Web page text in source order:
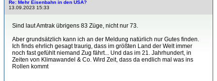
Re: Mehr Eisenbahn in den USA?
13.09.2023 15:33
Sind laut Amtrak übrigens 83 Züge, nicht nur 73.
Aber grundsätzlich kann ich an der Meldung natürlich nur Gutes finden.
Ich finds ehrlich gesagt traurig, dass im größten Land der Welt immer
noch fast gefühlt niemand Zug fährt... Und das im 21. Jahrhundert, in
Zeiten von Klimawandel & Co. Wird Zeit, dass da endlich mal was ins
Rollen kommt